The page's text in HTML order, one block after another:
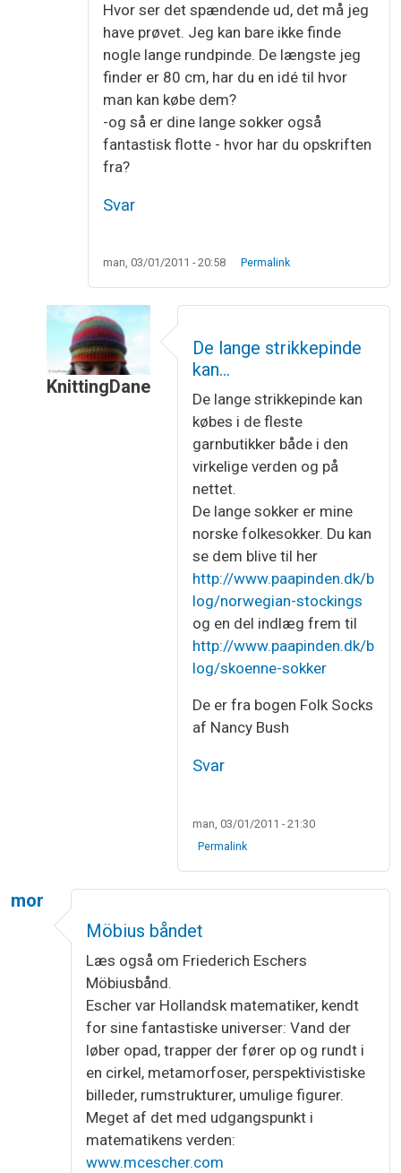
Hvor ser det spændende ud, det må jeg
have prøvet. Jeg kan bare ikke finde
nogle lange rundpinde. De længste jeg
finder er 80 cm, har du en idé til hvor
man kan købe dem?
-og så er dine lange sokker også
fantastisk flotte - hvor har du opskriften
fra?
Svar
man, 03/01/2011 - 20:58 Permalink
KnittingDane
Hvor ser det spændende ud,…af
De lange strikkepinde
kan…
De lange strikkepinde kan
købes i de fleste
garnbutikker både i den
virkelige verden og på
nettet.
De lange sokker er mine
norske folkesokker. Du kan
se dem blive til her
http://www.paapinden.dk/b
log/norwegian-stockings
og en del indlæg frem til
http://www.paapinden.dk/b
log/skoenne-sokker
De er fra bogen Folk Socks
af Nancy Bush
Svar
man, 03/01/2011 - 21:30
Permalink
mor
Möbius båndet
Læs også om Friederich Eschers
Möbiusbånd.
Escher var Hollandsk matematiker, kendt
for sine fantastiske universer: Vand der
løber opad, trapper der fører op og rundt i
en cirkel, metamorfoser, perspektivistiske
billeder, rumstrukturer, umulige figurer.
Meget af det med udgangspunkt i
matematikens verden:
www.mcescher.com